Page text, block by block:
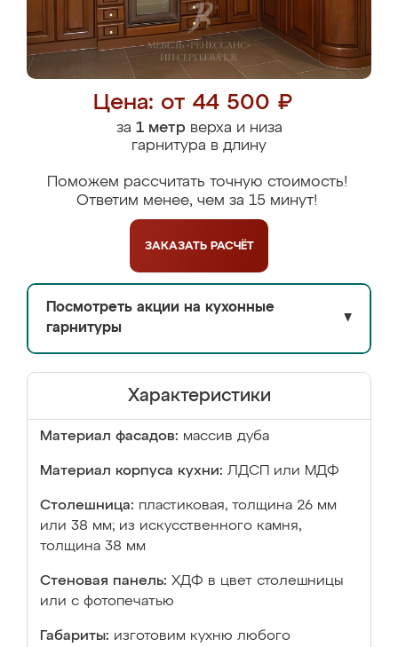
Цена: от 44 500 ₽
за 1 метрверха и низа
гарнитура в длину
Поможем рассчитать точную стоимость!
Ответим менее, чем за 15 минут!
ЗАКАЗАТЬ РАСЧЁТ
Посмотреть акции на кухонные
гарнитуры
▼
Характеристики
Материал фасадов: массив дуба
Материал корпуса кухни: ЛДСП или МДФ
Столешница: пластиковая, толщина 26 мм
или 38 мм; из искусственного камня,
толщина 38 мм
Стеновая панель: ХДФ в цвет столешницы
или с фотопечатью
Габариты: изготовим кухню любого